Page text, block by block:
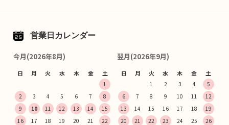
営業日カレンダー
今月(2026年8月)
日 月 火 水 木 金 土
1
2
3 4 5 6 7
8
9
10 11 12 13 14
15
16
17 18 19 20 21
22
翌月(2026年9月)
日 月 火 水 木 金 土
1 2 3 4
5
6
7 8 9 10 11
12
13
14 15 16 17 18
19
20
21 22 23 24 25
26